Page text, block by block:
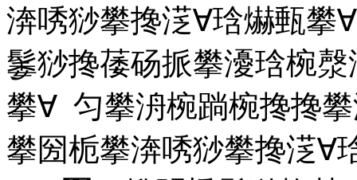
渀唀猀攀搀㴀∀琀爀甀
䰀猀搀䔀砀挀攀瀀琀椀
攀∀ 匀攀洀椀䠀椀搀搀
攀圀栀攀渀唀猀攀搀㴀∀